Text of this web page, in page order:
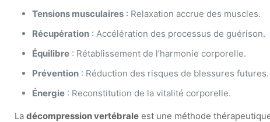
Tensions musculaires : Relaxation accrue des muscles.
Récupération : Accélération des processus de guérison.
Équilibre : Rétablissement de l’harmonie corporelle.
Prévention : Réduction des risques de blessures futures.
Énergie : Reconstitution de la vitalité corporelle.
Ladécompression vertébrale est une méthode